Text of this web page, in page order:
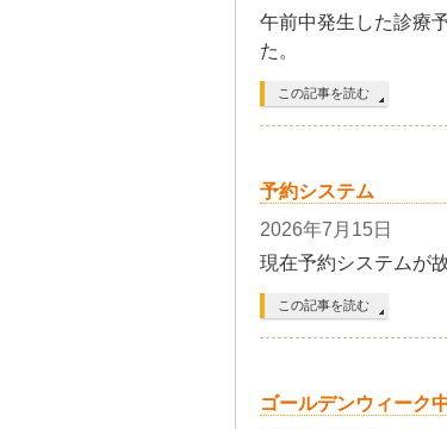
午前中発生した診療
た。
この記事を読む
予約システム
2026年7月15日
現在予約システムが
この記事を読む
ゴールデンウィーク